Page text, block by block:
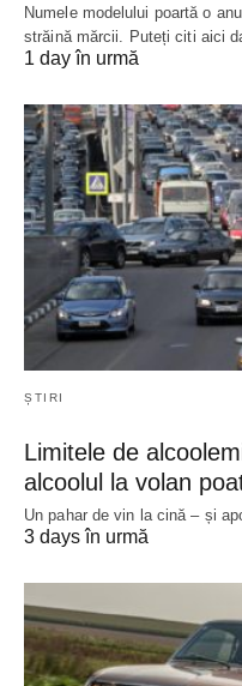
Numele modelului poartă o
străină mărcii. Puteți citi aici
1 day în urmă
ȘTIRI
Limitele de
alcoolul la volan
Un pahar de vin la cină – și
3 days în urmă